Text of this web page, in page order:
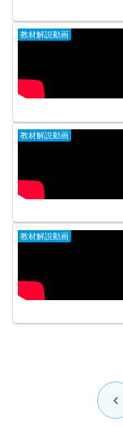
教材解説動画
教材解説動画
教材解説動画
前